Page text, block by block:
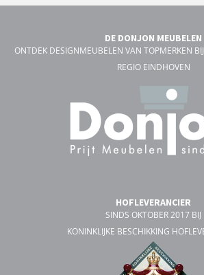
DE DONJON MEUBELEN
ONTDEK DESIGNMEUBELEN VAN TOPMERKEN
REGIO EINDHOVEN
HOFLEVERANCIER
SINDS OKTOBER 2017 BIJ
KONINKLIJKE BESCHIKKING